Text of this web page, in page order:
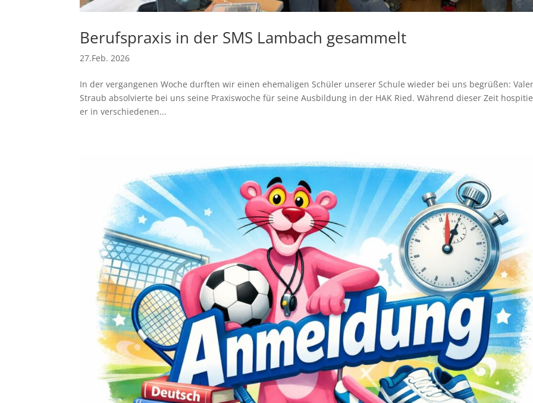
Berufspraxis in der SMS Lambach gesammelt
27.Feb. 2026
In der vergangenen Woche durften wir einen ehemaligen Schüler unserer Schule wieder bei uns begrüßen:
Straub absolvierte bei uns seine Praxiswoche für seine Ausbildung in der HAK Ried. Während dieser Zeit
er in verschiedenen...